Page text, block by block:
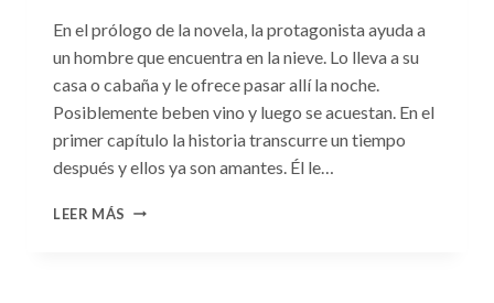
En el prólogo de la novela, la protagonista ayuda a
un hombre que encuentra en la nieve. Lo lleva a su
casa o cabaña y le ofrece pasar allí la noche.
Posiblemente beben vino y luego se acuestan. En el
primer capítulo la historia transcurre un tiempo
después y ellos ya son amantes. Él le…
LEER MÁS CONSULTA